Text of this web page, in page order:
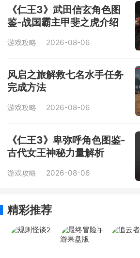
《仁王3》武田信玄角色图
鉴-战国霸主甲斐之虎介绍
游戏攻略 2026-08-06
风启之旅解救七名水手任务
完成方法
游戏攻略 2026-08-06
《仁王3》卑弥呼角色图鉴-
古代女王神秘力量解析
游戏攻略 2026-08-06
精彩推荐